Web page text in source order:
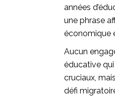
années
une phrase
économique
Aucun
éducative
cruciaux,
défi